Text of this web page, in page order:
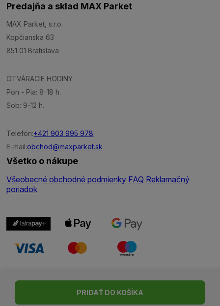
PRIDAŤ DO KOŠÍKA
Predajňa a sklad MAX Parket
MAX Parket, s.r.o.
Kopčianska 63
851 01 Bratislava
OTVÁRACIE HODINY:
Pon - Pia: 8-18 h.
Sob: 9-12 h.
Telefón:+421 903 995 978
E-mail:obchod@maxparket.sk
Všetko o nákupe
Všeobecné obchodné podmienky FAQ Reklamačný
poriadok
| © Všetky práva vyhradené | Made with ♥
byMadviso